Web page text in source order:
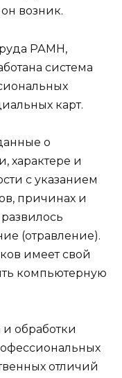
возник.
РАМН,
система
карт.
о
характере и
с указанием
причинах и
(отравление).
имеет свой
компьютерную
обработки
отличий